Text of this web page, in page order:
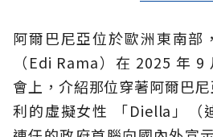
阿爾巴尼亞位於歐洲東南部
（Edi Rama）在 2025 年
會上，介紹那位穿著阿爾巴
利的虛擬女性 「Diella」（